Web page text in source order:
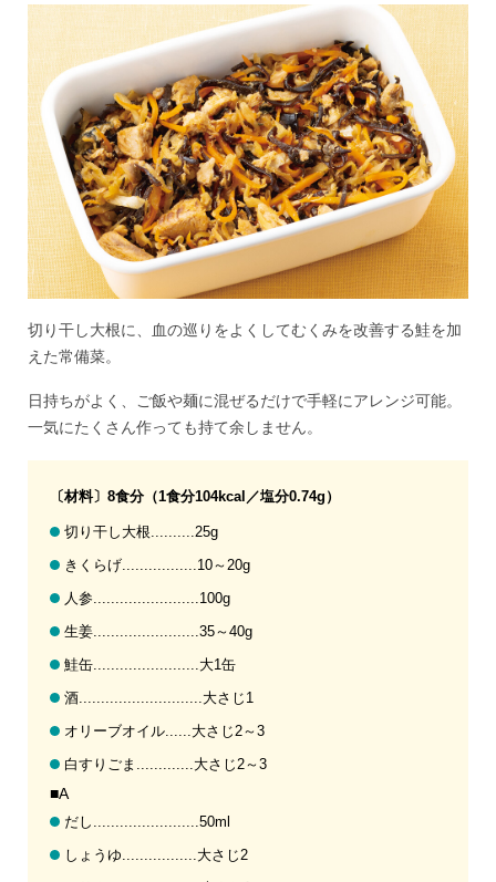
切り干し大根に、血の巡りをよくしてむくみを改善する鮭を加
えた常備菜。
日持ちがよく、ご飯や麺に混ぜるだけで手軽にアレンジ可能。
一気にたくさん作っても持て余しません。
〔材料〕8食分（1食分104kcal／塩分0.74g）
切り干し大根..........25g
きくらげ.................10～20g
人参........................100g
生姜........................35～40g
鮭缶........................大1缶
酒............................大さじ1
オリーブオイル......大さじ2～3
白すりごま.............大さじ2～3
■A
だし........................50ml
しょうゆ.................大さじ2